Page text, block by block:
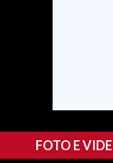
#CARAUNIONE
FOTO E